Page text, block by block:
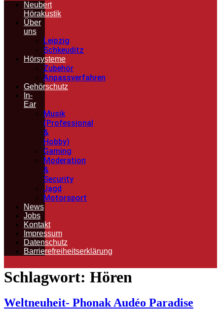
Neubert
Hörakustik
Über
uns
Leipzig
Schkeuditz
Hörsysteme
Zubehör
Anpassverfahren
Gehörschutz
In-
Ear
Musik
(Professional
&
Hobby)
Gaming
Moderation
&
Security
Jagd
Motorsport
News
Jobs
Kontakt
Impressum
Datenschutz
Barrierefreiheitserklärung
Schlagwort: Hören
Weltneuheit- Phonak Audéo Paradise